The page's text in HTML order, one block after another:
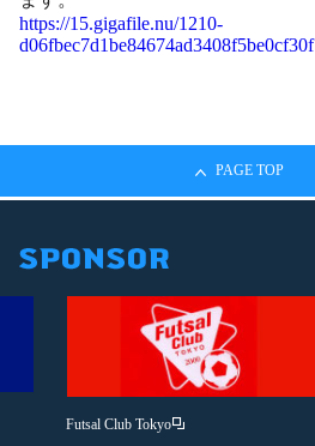
https://15.gigafile.nu/1210-
d06fbec7d1be84674ad3408f5be0cf30f
PAGE TOP
Futsal Club Tokyo